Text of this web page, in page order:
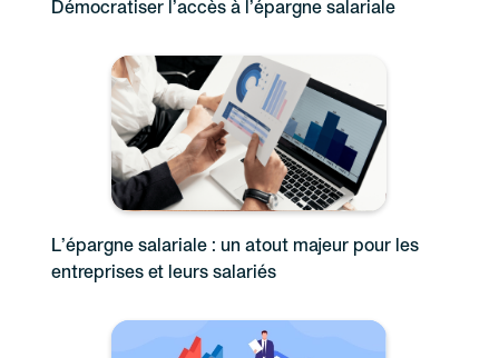
Démocratiser l’accès à l’épargne salariale
L’épargne salariale : un atout majeur pour les
entreprises et leurs salariés